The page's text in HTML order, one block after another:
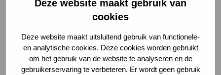
Deze website maakt gebruik van
cookies
Deze website maakt uitsluitend gebruik van functionele-
en analytische cookies. Deze cookies worden gebruikt
om het gebruik van de website te analyseren en de
gebruikerservaring te verbeteren. Er wordt geen gebruik
de plek. Dit versterkt de community en zorgt
ervoor dat de plek echt gedragen wordt door
alle gebruikers.